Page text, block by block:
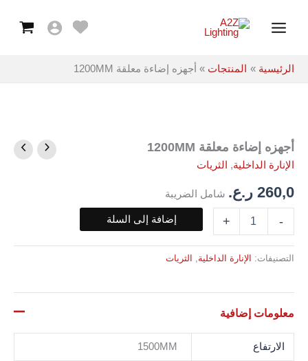
Menu
الرئيسية المنتجات أجهزه إضاءة معلقة 1200MM
أجهزه إضاءة معلقة 1200MM
الإنارة الداخلية, الثريات
260,0 ر.ع. شامل الضريبة
-
كمية
أجهزه
إضاءة
معلقة
1200MM
+ إضافة إلى السلة
التصنيفات: الإنارة الداخلية الثريات
معلومات إضافية
الارتفاع 1500MM